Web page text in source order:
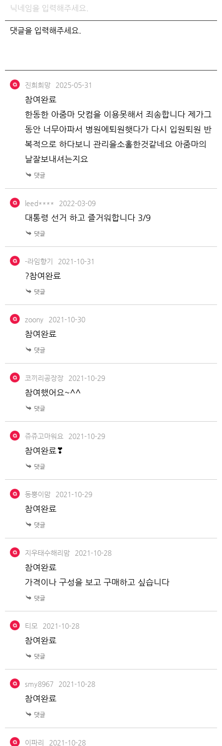
진희희망 2025-05-31
참여완료
한동한 아줌마 닷컴을 이용못해서 죄송합니다 제가그
동안 너무아파서 병원에퇴원햇다가 다시 입원퇴원 반
복적으로 하다보니 관리을소홀한것같네요 아줌마의
날잘보내셔는지요
leed**** 2022-03-09
대통령 선거 하고 즐거워합니다 3/9
-라임향기 2021-10-31
?참여완료
zoony 2021-10-30
참여완료
코끼리공장장 2021-10-29
참여했어요~^^
쥬쥬고마워요 2021-10-29
참여완료❣
동뿡이맘 2021-10-29
참여완료
지우태수해리맘 2021-10-28
참여완료
가격이나 구성을 보고 구매하고 싶습니다
티모 2021-10-28
참여완료
smy8967 2021-10-28
참여완료
이파리 2021-10-28